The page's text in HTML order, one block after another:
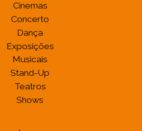
Cinemas
Concerto
Dança
Exposições
Musicais
Stand-Up
Teatros
Shows